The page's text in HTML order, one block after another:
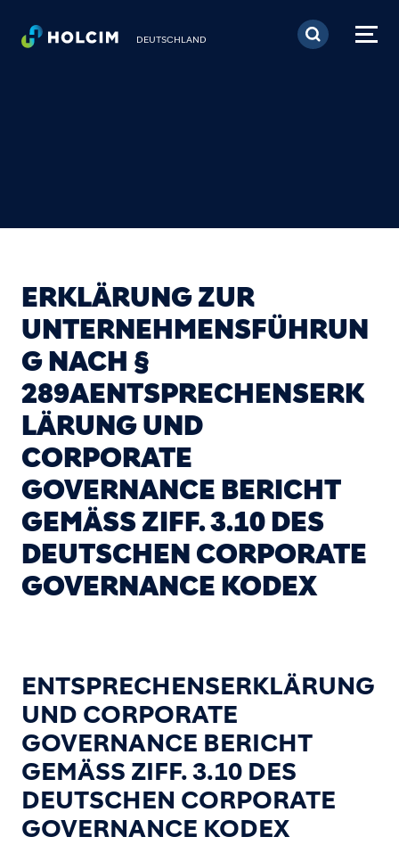
Direkt zum Inhalt
DEUTSCHLAND
ERKLÄRUNG ZUR
UNTERNEHMENSFÜHRUN
G NACH §
289AENTSPRECHENSERK
LÄRUNG UND
CORPORATE
GOVERNANCE BERICHT
GEMÄSS ZIFF. 3.10 DES D
EUTSCHEN CORPORATE G
OVERNANCE KODEX
ENTSPRECHENSERKLÄRUNG
UND CORPORATE
GOVERNANCE BERICHT
GEMÄSS ZIFF. 3.10 DES D
EUTSCHEN CORPORATE G
OVERNANCE KODEX